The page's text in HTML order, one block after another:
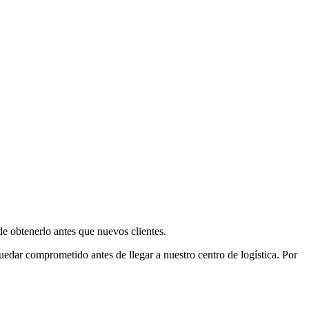
obtenerlo antes que nuevos clientes.
comprometido antes de llegar a nuestro centro de logística. Por